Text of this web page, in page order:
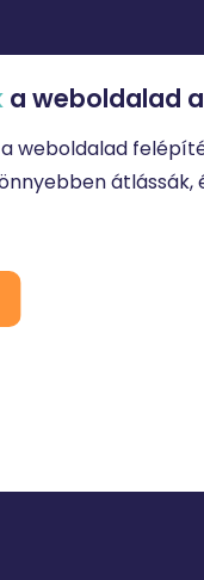
a weboldalad
weboldalad